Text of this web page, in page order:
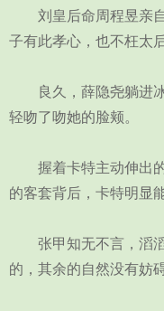
刘皇后命周程昱亲自
子有此孝心，也不枉太
良久，薛隐尧躺进冰
轻吻了吻她的脸颊。
握着卡特主动伸出的
的客套背后，卡特明显
张甲知无不言，滔
的，其余的自然没有妨碍